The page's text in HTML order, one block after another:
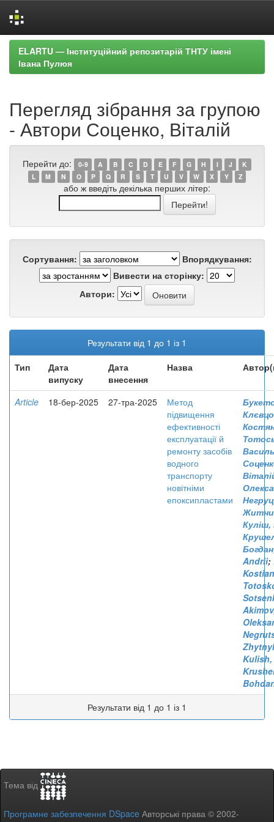
Skip
navigation
ELARTU — Інституційний репозитарій ТНТУ імені
Івана Пулюя
Перегляд зібрання за групою
- Автори Соценко, Віталій
Перейти до: 0-9 A B C D E F G H I J
K
L
M N O P Q R S T U V W X Y Z
або ж введіть декілька перших літер:
Сортування:
Впорядкування:
Вивести на сторінку:
Автори:
Результати від 1 до 1 із 1
Тип
Дата
випуску
Дата
внесення
Назва
Article 18-бер-2025 27-тра-2025
Метод
підвищення
ефективності
експлуатації й
ремонту засобів
водного
транспорту
новітніми
епоксипластами
Куліш,
Богдан
Andrii;
Kulish,
Результати від 1 до 1 із 1
Тема від
Програмне забезпечення DSpace Авторські права © 2002-